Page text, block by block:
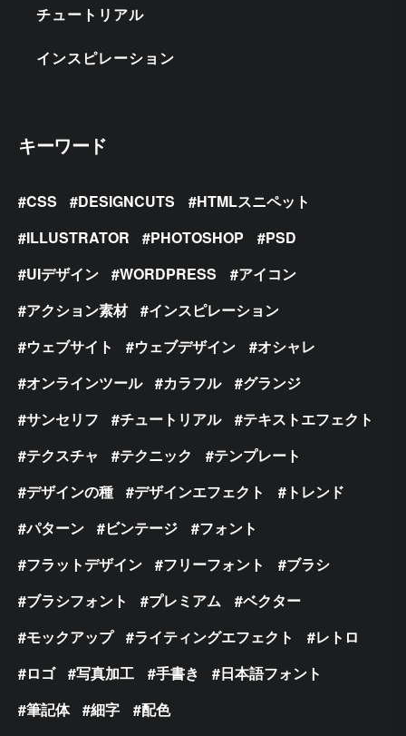
チュートリアル
インスピレーション
キーワード
CSS DESIGNCUTS
HTMLスニペット
ILLUSTRATOR
PHOTOSHOP
PSD
UIデザイン
WORDPRESS
アイコン
アクション素材
インスピレーション
ウェブサイト
ウェブデザイン
オシャレ
オンラインツール
カラフル
グランジ
サンセリフ
チュートリアル
テキストエフェクト
テクスチャ
テクニック
テンプレート
デザインの種
デザインエフェクト
トレンド
パターン
ビンテージ
フォント
フラットデザイン
フリーフォント
ブラシ
ブラシフォント
プレミアム
ベクター
モックアップ
ライティングエフェクト
レトロ
ロゴ
写真加工 手書き
日本語フォント
筆記体
細字 配色